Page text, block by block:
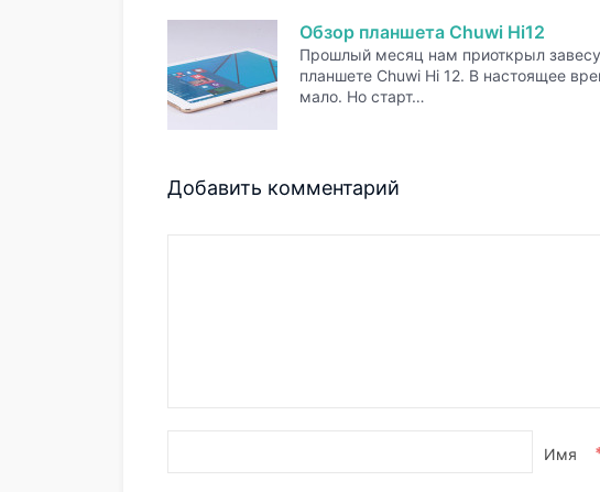
Обзор планшета Chuwi Hi12
Прошлый месяц нам приоткрыл
планшете Chuwi Hi 12. В настоящее
мало. Но старт…
Добавить комментарий
Имя